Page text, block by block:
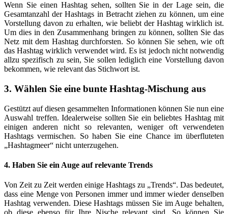
Wenn Sie einen Hashtag sehen, sollten Sie in der Lage sein, die
Gesamtanzahl der Hashtags in Betracht ziehen zu können, um eine
Vorstellung davon zu erhalten, wie beliebt der Hashtag wirklich ist.
Um dies in den Zusammenhang bringen zu können, sollten Sie das
Netz mit dem Hashtag durchforsten. So können Sie sehen, wie oft
das Hashtag wirklich verwendet wird. Es ist jedoch nicht notwendig
allzu spezifisch zu sein, Sie sollen lediglich eine Vorstellung davon
bekommen, wie relevant das Stichwort ist.
3. Wählen Sie eine bunte Hashtag-Mischung aus
Gestützt auf diesen gesammelten Informationen können Sie nun eine
Auswahl treffen. Idealerweise sollten Sie ein beliebtes Hashtag mit
einigen anderen nicht so relevanten, weniger oft verwendeten
Hashtags vermischen. So haben Sie eine Chance im überfluteten
„Hashtagmeer“ nicht unterzugehen.
4. Haben Sie ein Auge auf relevante Trends
Von Zeit zu Zeit werden einige Hashtags zu „Trends“. Das bedeutet,
dass eine Menge von Personen immer und immer wieder denselben
Hashtag verwenden. Diese Hashtags müssen Sie im Auge behalten,
ob diese ebenso für Ihre Nische relevant sind. So können Sie